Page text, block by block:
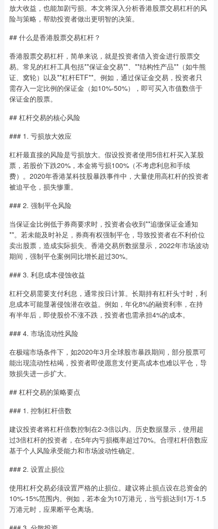
放大收益，也能加剧亏损。本文将深入分析香港股票交易杠杆的风
险与策略，帮助投资者做出更明智的决策。
## 什么是香港股票交易杠杆？
香港股票交易杠杆，简单来说，就是投资者借入资金进行股票交
易。常见的杠杆工具包括**保证金交易**、**结构性产品**（如牛熊
证、窝轮）以及**杠杆ETF**。例如，通过保证金交易，投资者只
需存入一定比例的保证金（如10%-50%），即可买入市值数倍于
保证金的股票。
## 杠杆交易的核心风险
### 1. 亏损放大效应
杠杆最直接的风险是亏损放大。假设投资者使用5倍杠杆买入某股
票，若股价下跌20%，本金将亏损100%（不考虑利息和手续
费）。2020年香港某科技股暴跌事件中，大量使用高杠杆的投资者
被迫平仓，损失惨重。
### 2. 强制平仓风险
当保证金比例低于券商要求时，投资者会收到**追缴保证金通知
**。若未能及时补足，券商有权强制平仓，导致投资者在不利价位
卖出股票，造成实际损失。香港交易所数据显示，2022年市场波动
期间，强制平仓案例同比增长超过30%。
### 3. 利息成本侵蚀收益
杠杆交易需要支付利息，通常按日计算。长期持有杠杆头寸时，利
息成本可能显著侵蚀潜在收益。例如，年化8%的融资利率，在持
有半年后，即使股价不涨不跌，投资者也需承担4%的成本。
### 4. 市场流动性风险
在极端市场条件下，如2020年3月全球股市暴跌期间，部分股票可
能出现流动性枯竭，投资者即使愿意支付更高成本也难以平仓，导
致损失进一步扩大。
## 杠杆交易的策略要点
### 1. 控制杠杆倍数
建议投资者将杠杆倍数控制在2-3倍以内。历史数据显示，使用超
过3倍杠杆的投资者，在5年内亏损概率超过70%。合理杠杆倍数应
基于个人风险承受能力和市场波动性确定。
### 2. 设置止损位
使用杠杆交易必须设置严格的止损位。建议将止损点设在总资金的
10%-15%范围内。例如，若本金为10万港元，当亏损达到1万-1.5
万港元时，应果断平仓离场。